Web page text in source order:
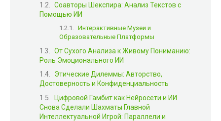
Соавторы Шекспира: Анализ Текстов с
Помощью ИИ
Интерактивные Музеи и
Образовательные Платформы
От Сухого Анализа к Живому Пониманию:
Роль Эмоционального ИИ
Этические Дилеммы: Авторство,
Достоверность и Конфиденциальность
Цифровой Гамбит как Нейросети и ИИ
Снова Сделали Шахматы Главной
Интеллектуальной Игрой: Параллели и